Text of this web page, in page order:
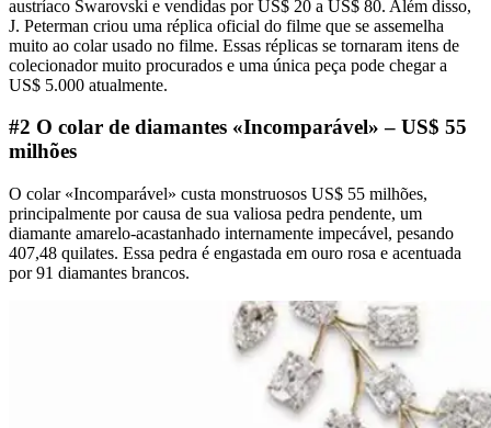
austríaco Swarovski e vendidas por US$ 20 a US$ 80. Além disso,
J. Peterman criou uma réplica oficial do filme que se assemelha
muito ao colar usado no filme. Essas réplicas se tornaram itens de
colecionador muito procurados e uma única peça pode chegar a
US$ 5.000 atualmente.
#2 O colar de diamantes «Incomparável» – US$ 55
milhões
O colar «Incomparável» custa monstruosos US$ 55 milhões,
principalmente por causa de sua valiosa pedra pendente, um
diamante amarelo-acastanhado internamente impecável, pesando
407,48 quilates. Essa pedra é engastada em ouro rosa e acentuada
por 91 diamantes brancos.